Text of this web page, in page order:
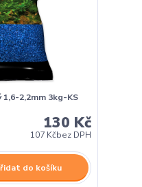
2,2mm 3kg-KS
130 Kč
107 Kčbez DPH
do košíku